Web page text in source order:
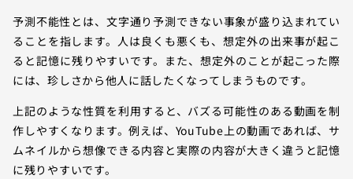
予測不能性とは、文字通り予測できない事象が盛り込まれてい
ることを指します。人は良くも悪くも、想定外の出来事が起こ
ると記憶に残りやすいです。また、想定外のことが起こった際
には、珍しさから他人に話したくなってしまうものです。
上記のような性質を利用すると、バズる可能性のある動画を制
作しやすくなります。例えば、YouTube上の動画であれば、サ
ムネイルから想像できる内容と実際の内容が大きく違うと記憶
に残りやすいです。